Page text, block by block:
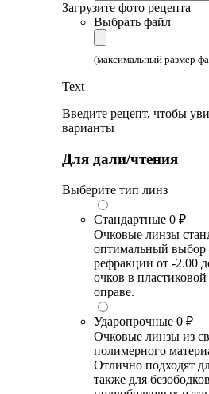
Загрузите фото рецепта
Выбрать файл
(максимальный размер
Text
Введите рецепт, чтобы
варианты
Для дали/чтения
Выберите тип линз
Стандартные 0 ₽
Очковые линзы
оптимальный выбор
рефракции от -2.00
очков в
оправе.
Ударопрочные 0 ₽
Очковые линзы из
полимерного
Отлично подходят
также для